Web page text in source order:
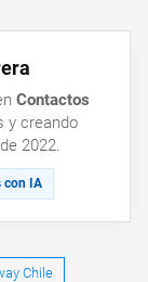
Contactos
y creando
2022.
con IA
Chile